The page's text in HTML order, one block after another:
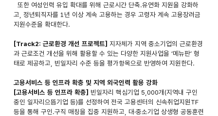
또한 여성인력 유입 확대를 위해 근로시간 단축.유연화 지원을 강화하
고, 정년퇴직자를 1년 이상 계속 고용하는 경우 고령자 계속 고용장려금
지원수준을 확대한다.
[Track2: 근로환경 개선 프로젝트] 지자체가 지역 중소기업의 근로환경
과 근로조건 개선을 위해 활용할 수 있는 다양한 지원사업을 ‘메뉴판’ 형
태로 제공하고, 빈일자리 수준 등을 평가항목으로 반영하여 지원한다.
고용서비스 등 인프라 확충 및 지역 외국인력 활용 강화
[고용서비스 등 인프라 확충] 빈일자리 핵심기업 5,000개(지역내 구인
중인 일자리으뜸기업 등)를 선정하여 전국 고용센터의 신속취업지원TF
등을 통해 구인.구직 매칭을 집중 지원하고, 대·중소기업 상생형 공동훈련